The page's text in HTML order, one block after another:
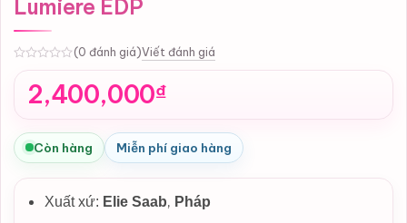
Lumiere EDP
(0 đánh giá)Viết đánh giá
2,400,000₫
Còn hàng Miễn phí giao hàng
Xuất xứ: Elie Saab, Pháp